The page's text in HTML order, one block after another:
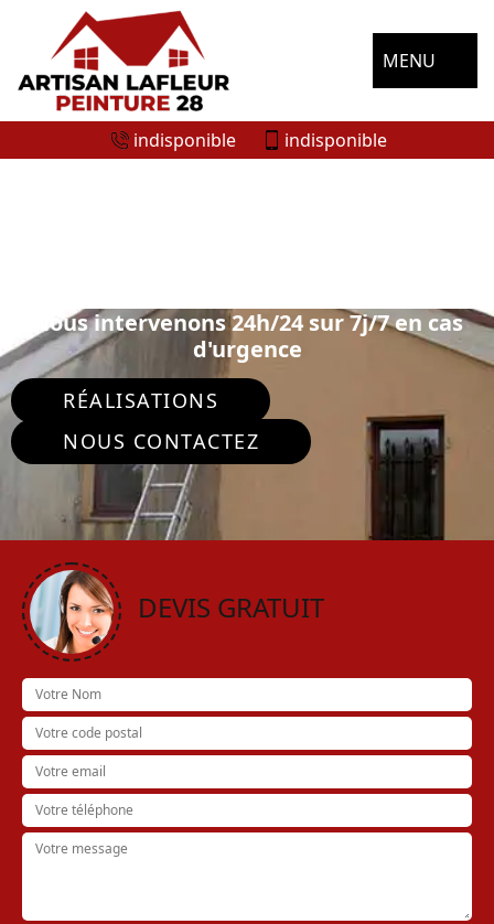
MENU
indisponible indisponible
Nous intervenons 24h/24 sur 7j/7 en cas
d'urgence
RÉALISATIONS
NOUS CONTACTEZ
DEVIS GRATUIT